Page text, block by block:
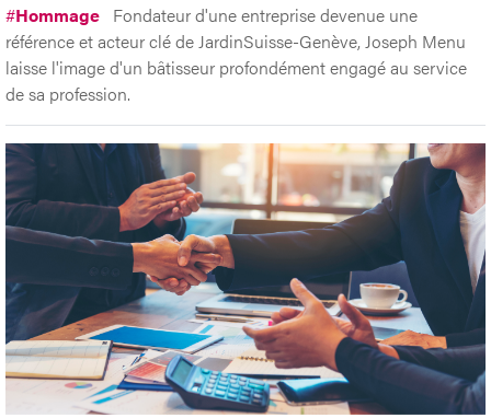
#Hommage Fondateur d'une entreprise devenue une
référence et acteur clé de JardinSuisse-Genève, Joseph Menu
laisse l'image d'un bâtisseur profondément engagé au service
de sa profession.